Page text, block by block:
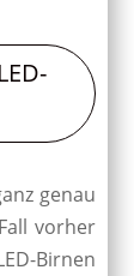
genau
vorher
Birnen